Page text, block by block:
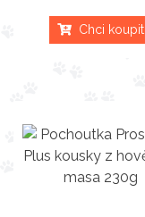
Chci koupit